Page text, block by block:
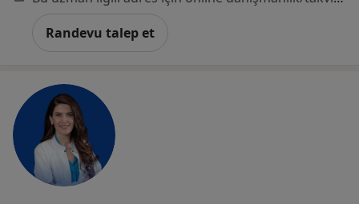
Randevu talep et